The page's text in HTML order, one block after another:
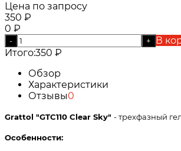
Цена по запросу
350 ₽
0 ₽
- +
В
Итого:350 ₽
Обзор
Характеристики
Отзывы0
Grattol "GTC110 Clear Sky" - трехфазный
Особенности: